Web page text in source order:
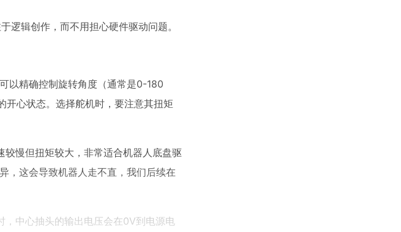
逻辑创作，而不用担心硬件驱动问题。
以精确控制旋转角度（通常是0-180
开心状态。选择舵机时，要注意其扭矩
较慢但扭矩较大，非常适合机器人底盘驱
，这会导致机器人走不直，我们后续在
，中心抽头的输出电压会在0V到电源电